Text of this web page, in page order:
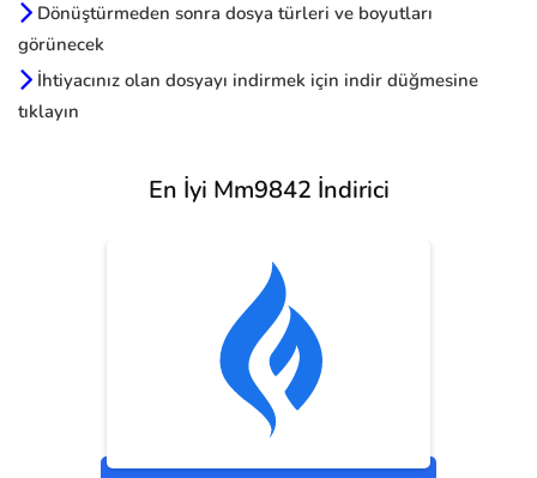
Dönüştürmeden sonra dosya türleri ve boyutları
görünecek
İhtiyacınız olan dosyayı indirmek için indir düğmesine
tıklayın
En İyi Mm9842 İndirici